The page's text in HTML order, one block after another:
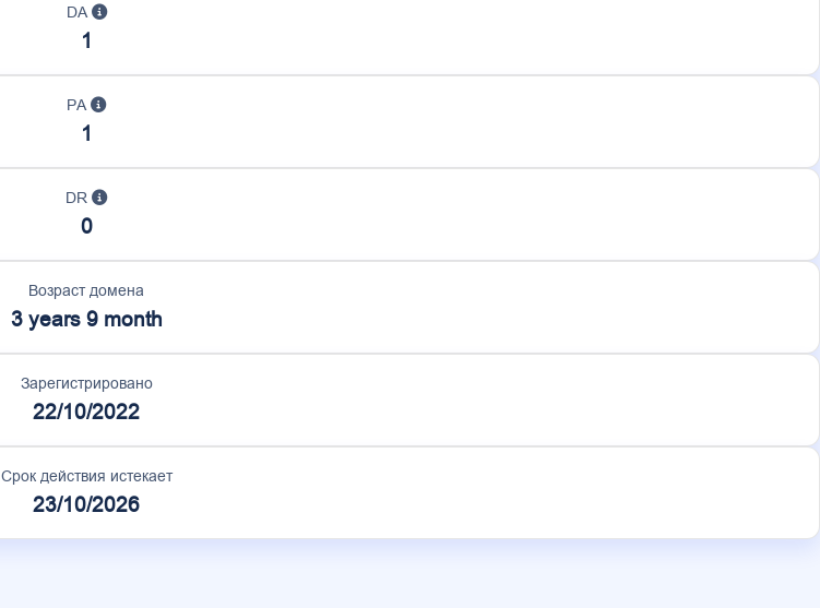
DA
1
PA
1
DR
0
Возраст домена
3 years 9 month
Зарегистрировано
22/10/2022
Срок действия истекает
23/10/2026